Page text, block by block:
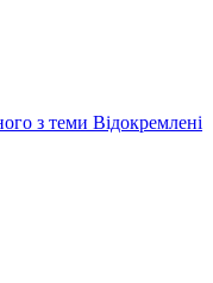
з теми Відокремлені